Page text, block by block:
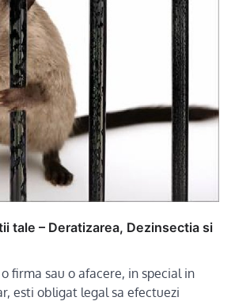
tale – Deratizarea, Dezinsectia si
firma sau o afacere, in special in
esti obligat legal sa efectuezi